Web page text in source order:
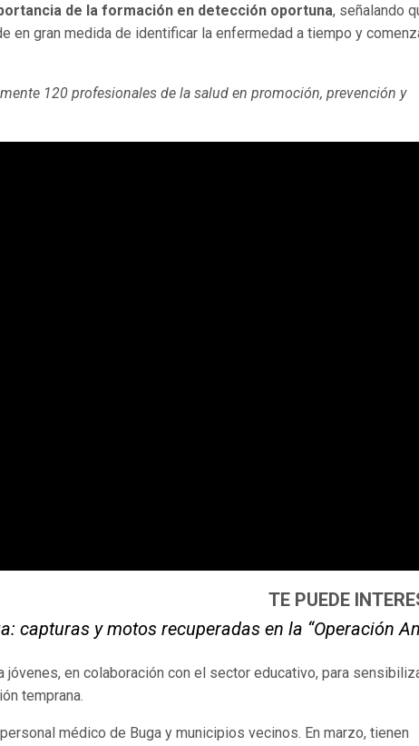
de la formación en detección oportuna, señalando
en gran medida de identificar la enfermedad a tiempo y
120 profesionales de la salud en promoción, prevención y
TE PUEDE
capturas y motos recuperadas en la “Operación
en colaboración con el sector educativo, para
temprana.
médico de Buga y municipios vecinos. En marzo, tienen